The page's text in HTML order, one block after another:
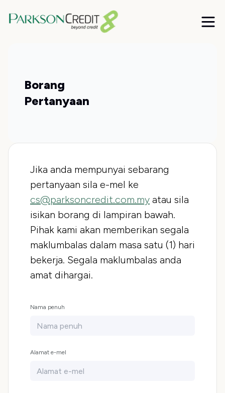
Borang
Pertanyaan
Jika anda mempunyai sebarang
pertanyaan sila e-mel ke
cs@parksoncredit.com.my atau sila
isikan borang di lampiran bawah.
Pihak kami akan memberikan segala
maklumbalas dalam masa satu (1) hari
bekerja. Segala maklumbalas anda
amat dihargai.
Nama penuh
Alamat e-mel